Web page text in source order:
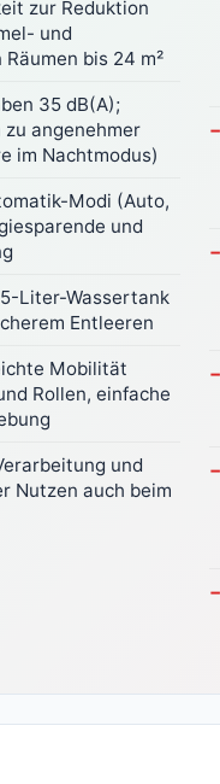
zur Reduktion
und
bis 24 m²
35 dB(A);
angenehmer
im Nachtmodus)
Modi (Auto,
und
Liter-Wassertank
Entleeren
Mobilität
Rollen, einfache
und
Nutzen auch beim